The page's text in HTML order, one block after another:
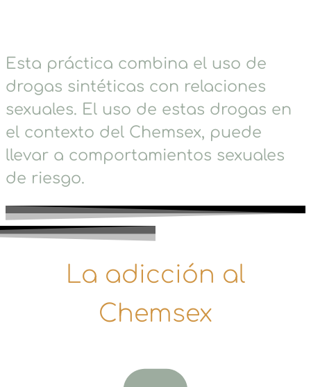
Esta práctica combina el uso de
drogas sintéticas con relaciones
sexuales. El uso de estas drogas en
el contexto del Chemsex, puede
llevar a comportamientos sexuales
de riesgo.
La adicción al
Chemsex